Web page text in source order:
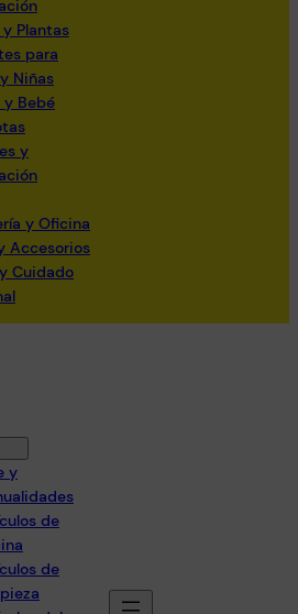
Plantas
para
Niñas
y Bebé
y
y Oficina
Accesorios
Cuidado
y
de
de